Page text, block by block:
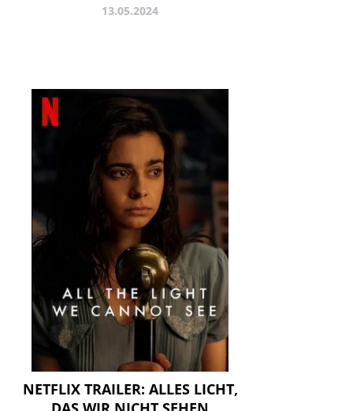
13.05.2024
NETFLIX TRAILER: ALLES LICHT,